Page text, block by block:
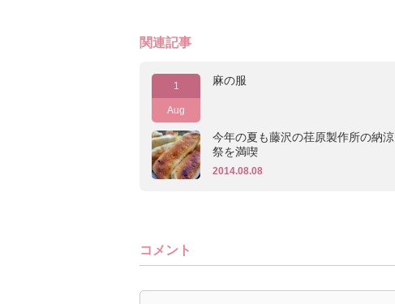
関連記事
1
Aug
麻の服
今年の夏も藤沢の荏原製作所の納涼
祭を満喫
2014.08.08
コメント